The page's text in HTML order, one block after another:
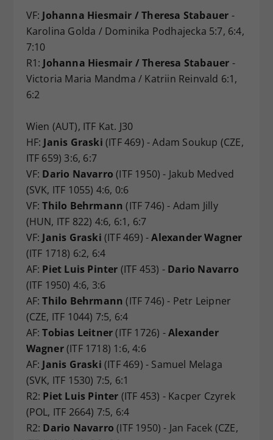
VF: Johanna Hiesmair / Theresa Stabauer -
Karolina Golda / Dominika Podhajecka 5:7, 6:4,
7:10
R1: Johanna Hiesmair / Theresa Stabauer -
Victoria Maria Mandma / Katriin Reinvald 6:1,
6:2
Wien (AUT), ITF Kat. J30
HF: Janis Graski (ITF 469) - Adam Soukup (CZE,
ITF 659) 3:6, 6:7
VF: Dario Navarro (ITF 1950) - Jakub Medved
(SVK, ITF 1055) 4:6, 0:6
VF:Thilo Behrmann (ITF 746) - Adam Jilly
(HUN, ITF 822) 4:6, 6:1, 6:7
VF: Janis Graski (ITF 469) -Alexander Wagner
(ITF 1718) 6:2, 6:4
AF: Piet Luis Pinter (ITF 453) - Dario Navarro
(ITF 1950) 4:6, 3:6
AF:Thilo Behrmann (ITF 746) - Petr Leipner
(CZE, ITF 1044) 7:5, 6:4
AF:Tobias Leitner(ITF 1726) -Alexander
Wagner(ITF 1718) 1:6, 4:6
AF: Janis Graski (ITF 469) - Samuel Melaga
(SVK, ITF 1530) 7:5, 6:1
R2: Piet Luis Pinter (ITF 453) - Kacper Czyrek
(POL, ITF 2664) 7:5, 6:4
R2: Dario Navarro (ITF 1950) - Jan Facek (CZE,